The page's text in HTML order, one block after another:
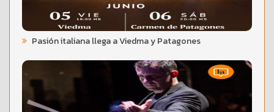
Pasión italiana llega a Viedma y Patagones